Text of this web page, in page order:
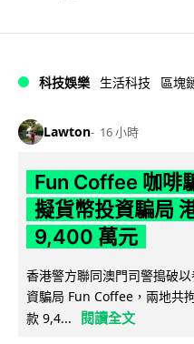
科技娛樂 生活科技 區塊
Lawton 16 小時
Fun Coffee 咖啡
擬貨幣投資騙局
9,400 萬元
香港警方聯同澳門司警搗破
資騙局 Fun Coffee，兩地共
款 9,4...
閱讀全文